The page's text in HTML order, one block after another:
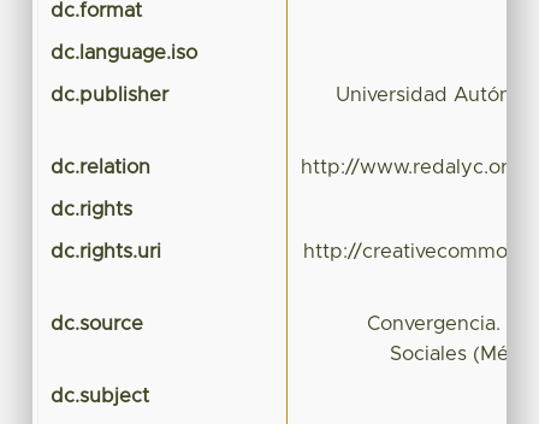
dc.format
dc.language.iso
dc.publisher Universidad
dc.relation http://www.redalyc.org/
dc.rights
dc.rights.uri http://
dc.source
Convergencia.
Sociales
dc.subject